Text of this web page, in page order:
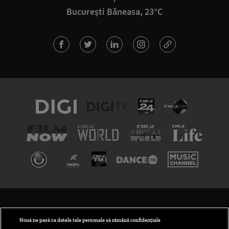
București Băneasa, 23°C
Nouă ne pasă ca datele tale personale să rămână confidențiale